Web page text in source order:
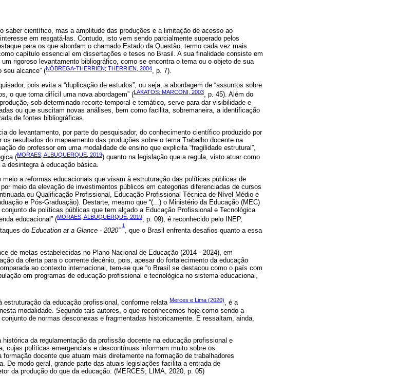
saber científico, mas a amplitude das produções e a limitação de acesso ao
em resgatá-las. Contudo, isto vem sendo parcialmente superado pelos
para os que abordam o chamado Estado da Questão, termo cada vez mais
capítulo essencial em dissertações e teses no Brasil. A sua finalidade consiste em
rigoroso levantamento bibliográfico, como se encontra o tema ou o objeto de sua
seu alcance” (NÓBREGA-THERRIEN; THERRIEN, 2004
, p. 7).
pois evita a “duplicação de estudos”, ou seja, a abordagem de “assuntos sobre
o que torna difícil uma nova abordagem” (LAKATOS; MARCONI, 2003, p. 45). Além do
sob determinado recorte temporal e temático, serve para dar visibilidade e
ou que suscitam novas análises, bem como facilita, sobremaneira, a identificação
de fontes bibliográficas.
do levantamento, por parte do pesquisador, do conhecimento científico produzido por
resultados do mapeamento das produções sobre o tema Trabalho docente na
do professor em uma modalidade de ensino que explicita “fragilidade estrutural”,
(MORAES; ALBUQUERQUE, 2019) quanto na legislação que a regula, visto atuar como
desintegra à educação básica.
meio a reformas educacionais que visam à estruturação das políticas públicas de
meio da elevação de investimentos públicos em categorias diferenciadas de cursos
ou Qualificação Profissional, Educação Profissional Técnica de Nível Médio e
e Pós-Graduação). Destarte, mesmo que “(...) o Ministério da Educação (MEC)
de políticas públicas que tem alçado a Educação Profissional e Tecnológica
educacional” (MORAES; ALBUQUERQUE, 2019, p. 09), é reconhecido pelo INEP,
do Education at a Glance - 2020”
1
, que o Brasil enfrenta desafios quanto a essa
de metas estabelecidas no Plano Nacional de Educação (2014 - 2024), em
da oferta para o corrente decênio, pois, apesar do fortalecimento da educação
ao contexto internacional, tem-se que “o Brasil se destacou como o país com
em programas de educação profissional e tecnológica no sistema educacional,
da educação profissional, conforme relata Merces e Lima (2020), é a
modalidade. Segundo tais autores, o que reconhecemos hoje como sendo a
de normas desconexas e fragmentadas historicamente. E ressaltam, ainda,
histórica da regulamentação da profissão docente na educação profissional e
cujas políticas emergenciais e descontínuas informam muito sobre os
docente que atuam mais diretamente na formação de trabalhadores
De modo geral, grande parte das atuais legislações facilita a entrada de
da produção do que da educação. (MERCES; LIMA, 2020, p. 05)